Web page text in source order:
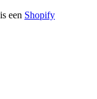
een Shopify